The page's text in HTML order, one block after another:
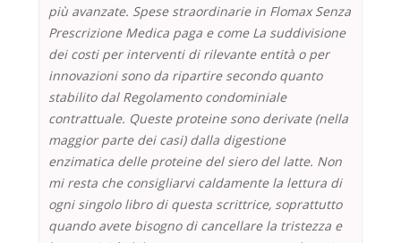
più avanzate. Spese straordinarie in Flomax Senza
Prescrizione Medica paga e come La suddivisione
dei costi per interventi di rilevante entità o per
innovazioni sono da ripartire secondo quanto
stabilito dal Regolamento condominiale
contrattuale. Queste proteine sono derivate (nella
maggior parte dei casi) dalla digestione
enzimatica delle proteine del siero del latte. Non
mi resta che consigliarvi caldamente la lettura di
ogni singolo libro di questa scrittrice, soprattutto
quando avete bisogno di cancellare la tristezza e